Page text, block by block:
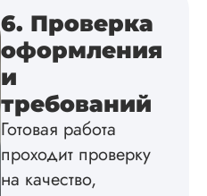
Дата:2024-03-25
Кандидатская по
истории была
методичкой. Автор
создал структуру
теме
без воды,
некоторые
6. Проверка
оформления
и
требований
Готовая работа
проходит проверку
на качество,